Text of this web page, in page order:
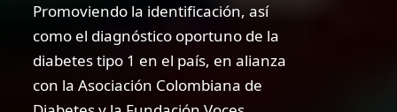
Promoviendo la identificación, así
como el diagnóstico oportuno de la
diabetes tipo 1 en el país, en alianza
con la Asociación Colombiana de